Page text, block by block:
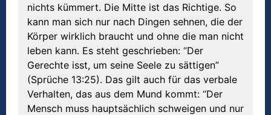
nichts kümmert. Die Mitte ist das Richtige. So
kann man sich nur nach Dingen sehnen, die der
Körper wirklich braucht und ohne die man nicht
leben kann. Es steht geschrieben: “Der
Gerechte isst, um seine Seele zu sättigen”
(Sprüche 13:25). Das gilt auch für das verbale
Verhalten, das aus dem Mund kommt: “Der
Mensch muss hauptsächlich schweigen und nur